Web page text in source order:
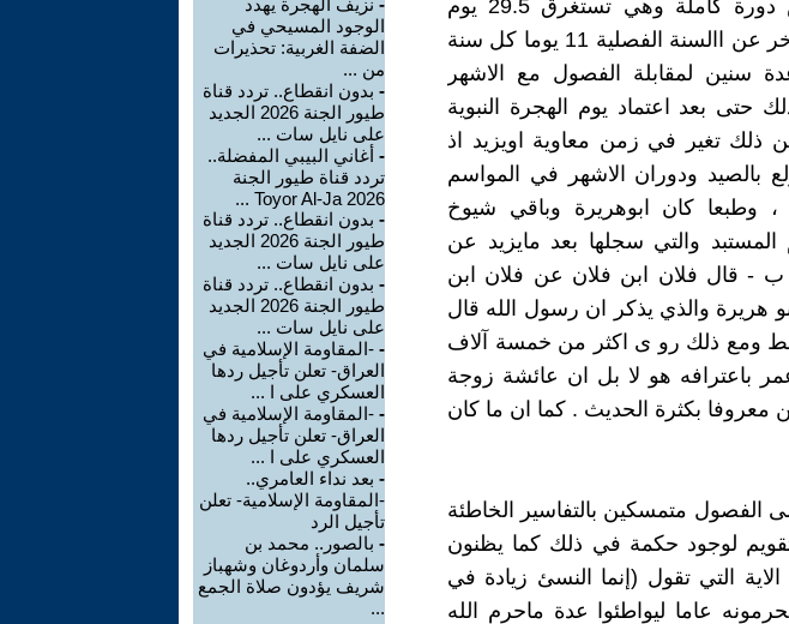
التي يستغرقها القمر للدوران حول الارض دورة كاملة وهي تستغرق 29.5 يوم
وحيث ان السنة 12 شهر فالسنة القمرية تتاخر عن االسنة الفصلية 11 يوما كل سنة
سنين لمقابلة الفصول مع الاشهر
حتى بعد اعتماد يوم الهجرة النبوية
ذلك تغير في زمن معاوية اويزيد اذ
بالصيد ودوران الاشهر في المواسم
وطبعا كان ابوهريرة وباقي شيوخ
المستبد والتي سجلها بعد مايزيد عن
ب - قال فلان ابن فلان عن فلان ابن
الى ابو هريرة والذي يذكر ان رسول الله قال
ومع ذلك رو ى اكثر من خمسة آلاف
باعترافه هو لا بل ان عائشة زوجة
معروفا بكثرة الحديث . كما ان ما كان
الفصول متمسكين بالتفاسير الخاطئة
لوجود حكمة في ذلك كما يظنون
التي تقول (إنما النسئ زيادة في
عاما ليواطئوا عدة ماحرم الله
- نزيف الهجرة يهدد
الوجود المسيحي في
الضفة الغربية: تحذيرات
من ...
- بدون انقطاع.. تردد قناة
طيور الجنة 2026 الجديد
على نايل سات ...
- أغاني البيبي المفضلة..
تردد قناة طيور الجنة
2026 Toyor Al-Ja ...
- بدون انقطاع.. تردد قناة
طيور الجنة 2026 الجديد
على نايل سات ...
- بدون انقطاع.. تردد قناة
طيور الجنة 2026 الجديد
على نايل سات ...
- -المقاومة الإسلامية في
العراق- تعلن تأجيل ردها
العسكري على ا ...
- -المقاومة الإسلامية في
العراق- تعلن تأجيل ردها
العسكري على ا ...
- بعد نداء العامري..
-المقاومة الإسلامية- تعلن
تأجيل الرد
- بالصور.. محمد بن
سلمان وأردوغان وشهباز
شريف يؤدون صلاة الجمع
...